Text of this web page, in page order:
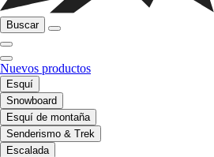
Buscar
Nuevos productos
Esquí
Snowboard
Esquí de montaña
Senderismo & Trek
Escalada